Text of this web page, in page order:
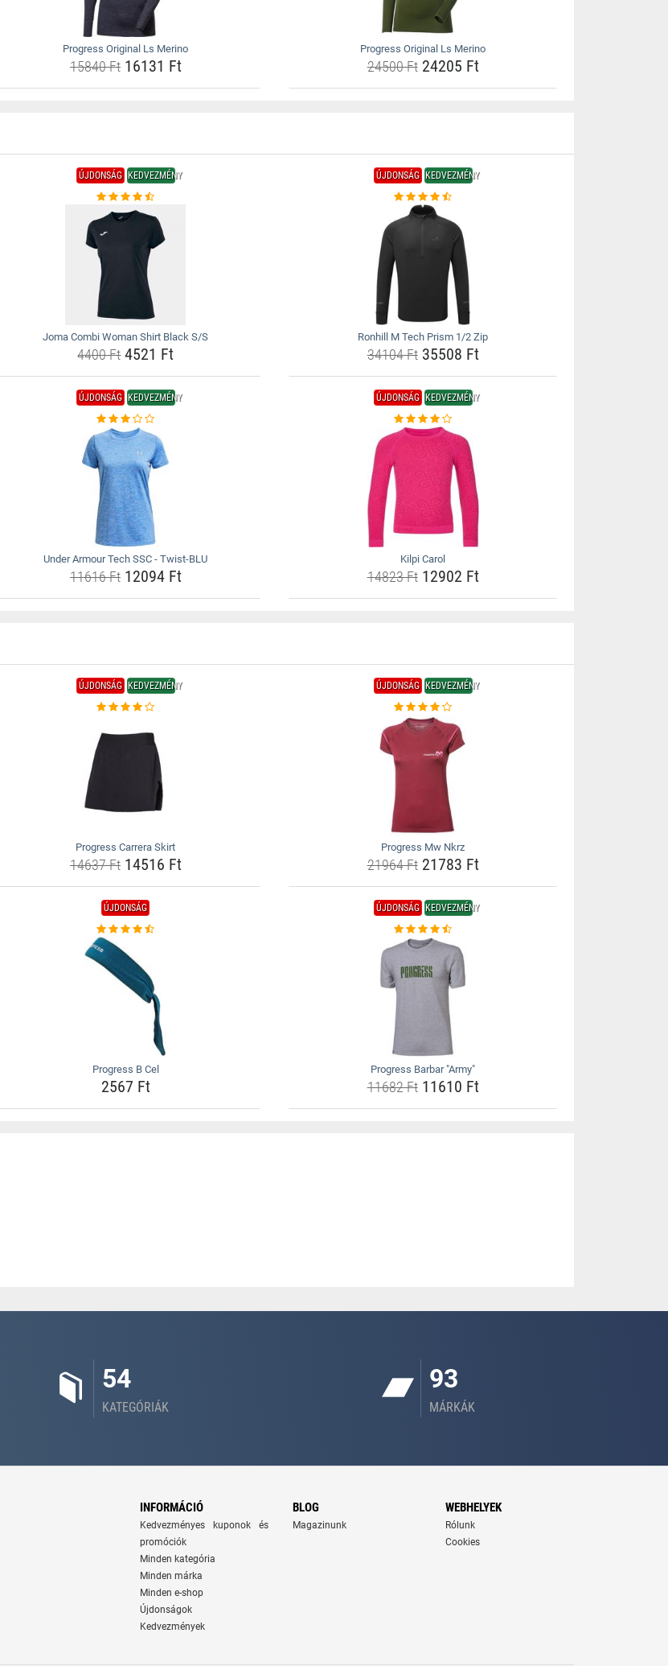
Progress Original Ls Merino
15840 Ft16131 Ft
Progress Original Ls Merino
24500 Ft24205 Ft
ÚJDONSÁG KEDVEZMÉNY
Joma Combi Woman Shirt Black S/S
4400 Ft4521 Ft
ÚJDONSÁG KEDVEZMÉNY
Ronhill M Tech Prism 1/2 Zip
34104 Ft35508 Ft
ÚJDONSÁG KEDVEZMÉNY
Under Armour Tech SSC - Twist-BLU
11616 Ft12094 Ft
ÚJDONSÁG KEDVEZMÉNY
Kilpi Carol
14823 Ft12902 Ft
ÚJDONSÁG KEDVEZMÉNY
Progress Carrera Skirt
14637 Ft14516 Ft
ÚJDONSÁG KEDVEZMÉNY
Progress Mw Nkrz
21964 Ft21783 Ft
ÚJDONSÁG
Progress B Cel
2567 Ft
ÚJDONSÁG KEDVEZMÉNY
Progress Barbar "Army"
11682 Ft11610 Ft
54
KATEGÓRIÁK
93
MÁRKÁK
INFORMÁCIÓ
Kedvezményes kuponok és
promóciók
Minden kategória
Minden márka
Minden e-shop
Újdonságok
Kedvezmények
BLOG
Magazinunk
WEBHELYEK
Rólunk
Cookies